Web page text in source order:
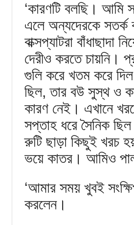
‘কারণটি বলছি। আমি
এলে অন্যদেরকে সতর্ক
বাক্সপ্যাটরা
দেরীও করতে চায়নি।
গুলি করে খতম করে
ছিল, তার বউ সুস্থ ও
কারণ নেই। এখানে
সপ্তাহ ধরে সৈনিক
রুটি ছাড়া কিছুই খরচ
ভয়ে কাতর। আমিও
‘আমার সময় খুবই
করলেন।